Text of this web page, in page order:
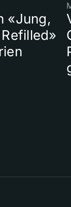
«Jung,